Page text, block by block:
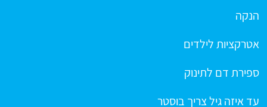
הנקה
אטרקציות לילדים
ספירת דם לתינוק
עד איזה גיל צריך בוסטר